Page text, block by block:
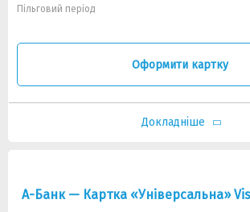
Пільговий період
Оформити картку
Докладніше
А-Банк — Картка «Універсальна»